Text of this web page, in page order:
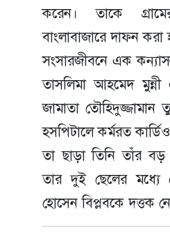
করেন। তাকে
বাংলাবাজারে দাফন করা
সংসারজীবনে এক
তাসলিমা আহমেদ
জামাতা তৌহিদুজ্জামান
হসপিটালে কর্মরত
তা ছাড়া তিনি তাঁর
তার দুই ছেলের মধ্যে
হোসেন বিপ্লবকে দত্তক